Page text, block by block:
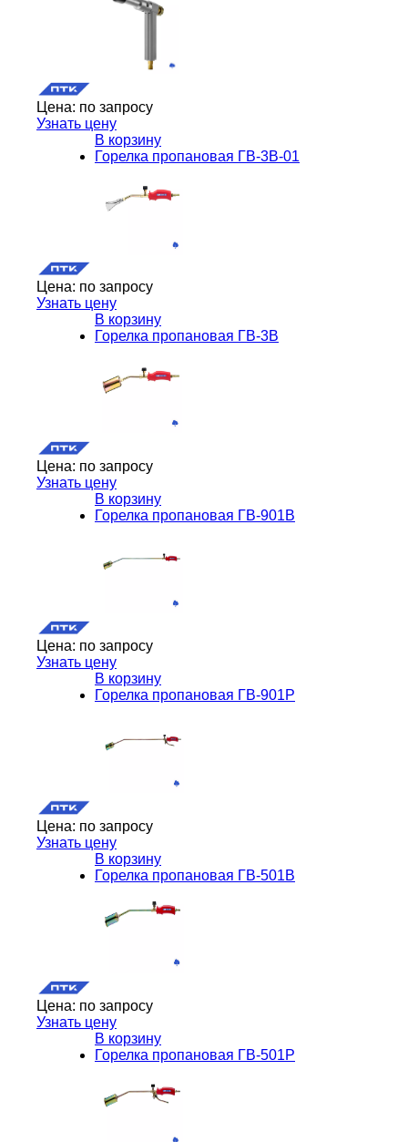
Цена: по запросу
Узнать цену
В корзину
Горелка пропановая ГВ-3В-01
Цена: по запросу
Узнать цену
В корзину
Горелка пропановая ГВ-3В
Цена: по запросу
Узнать цену
В корзину
Горелка пропановая ГВ-901В
Цена: по запросу
Узнать цену
В корзину
Горелка пропановая ГВ-901Р
Цена: по запросу
Узнать цену
В корзину
Горелка пропановая ГВ-501В
Цена: по запросу
Узнать цену
В корзину
Горелка пропановая ГВ-501Р